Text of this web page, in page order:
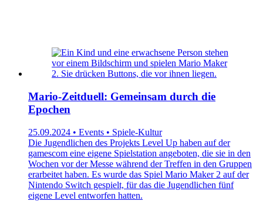
Mario-Zeitduell: Gemeinsam durch die
Epochen
25.09.2024 • Events • Spiele-Kultur
Die Jugendlichen des Projekts Level Up haben auf der
gamescom eine eigene Spielstation angeboten, die sie in den
Wochen vor der Messe während der Treffen in den Gruppen
erarbeitet haben. Es wurde das Spiel Mario Maker 2 auf der
Nintendo Switch gespielt, für das die Jugendlichen fünf
eigene Level entworfen hatten.